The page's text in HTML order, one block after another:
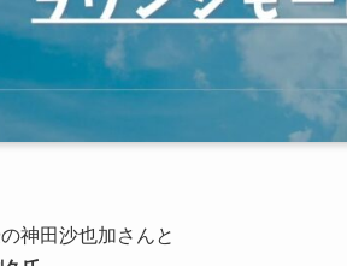
神田沙也加さんと